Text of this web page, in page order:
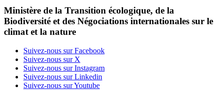
Ministère de la Transition écologique, de la
Biodiversité et des Négociations internationales sur le
climat et la nature
Suivez-nous sur Facebook
Suivez-nous sur X
Suivez-nous sur Instagram
Suivez-nous sur Linkedin
Suivez-nous sur Youtube